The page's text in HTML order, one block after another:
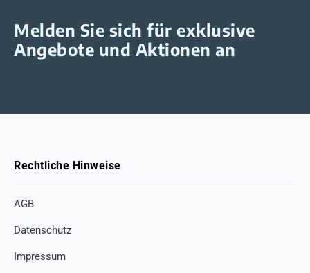
Melden Sie sich für exklusive
Angebote und Aktionen an
Rechtliche Hinweise
AGB
Datenschutz
Impressum